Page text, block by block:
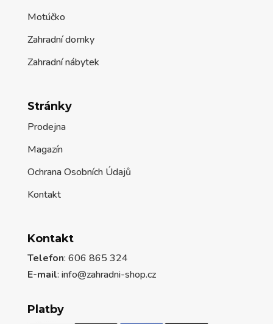
Motúčko
Zahradní domky
Zahradní nábytek
Stránky
Prodejna
Magazín
Ochrana Osobních Údajů
Kontakt
Kontakt
Telefon: 606 865 324
E-mail: info@zahradni-shop.cz
Platby